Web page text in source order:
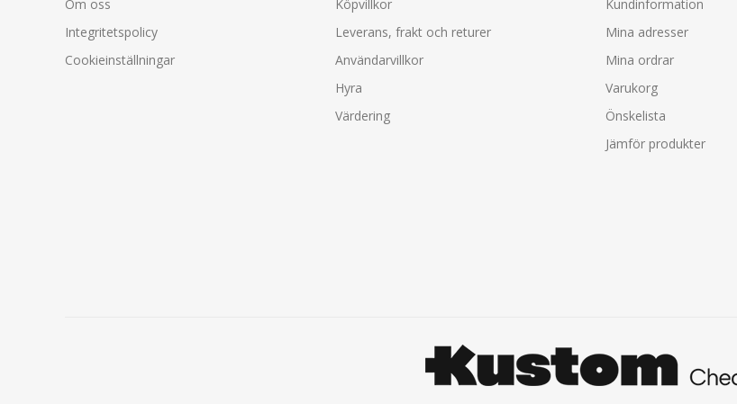
Om oss
Integritetspolicy
Cookieinställningar
Köpvillkor
Leverans, frakt och returer
Användarvillkor
Hyra
Värdering
Kundinformation
Mina adresser
Mina ordrar
Varukorg
Önskelista
Jämför produkter